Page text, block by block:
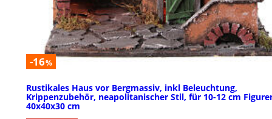
-16%
Rustikales Haus vor Bergmassiv, inkl Beleuchtung,
Krippenzubehör, neapolitanischer Stil, für 10-12 cm
40x40x30 cm